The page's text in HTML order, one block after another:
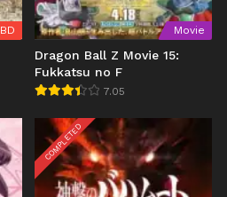
BD Movie
Dragon Ball Z Movie 15:
Fukkatsu no F
7.05
COMPLETED